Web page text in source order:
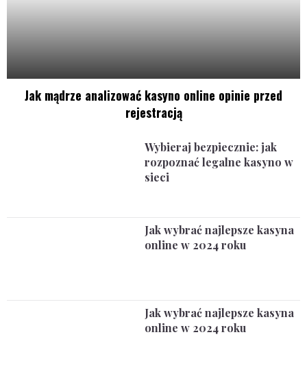
Jak mądrze analizować kasyno online opinie przed
rejestracją
Wybieraj bezpiecznie: jak
rozpoznać legalne kasyno w
sieci
Jak wybrać najlepsze kasyna
online w 2024 roku
Jak wybrać najlepsze kasyna
online w 2024 roku